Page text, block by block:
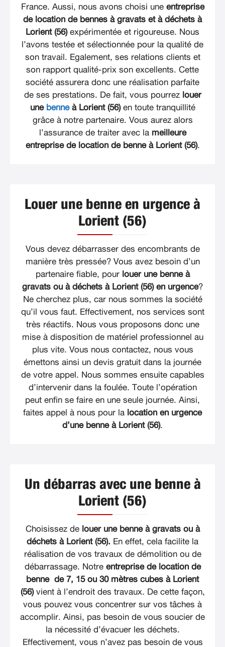
France. Aussi, nous avons choisi une entreprise
de location de bennes à gravats et à déchets à
Lorient (56)expérimentée et rigoureuse. Nous
l’avons testée et sélectionnée pour la qualité de
son travail. Egalement, ses relations clients et
son rapport qualité-prix son excellents. Cette
société assurera donc une réalisation parfaite
de ses prestations. De fait, vous pourrez louer
une benneà Lorient (56)en toute tranquillité
grâce à notre partenaire. Vous aurez alors
l’assurance de traiter avec la meilleure
entreprise de location de benne à Lorient (56).
Louer une benne en urgence à
Lorient (56)
Vous devez débarrasser des encombrants de
manière très pressée? Vous avez besoin d’un
partenaire fiable, pour louer une benne à
gravats ou à déchets à Lorient (56) en urgence?
Ne cherchez plus, car nous sommes la société
qu’il vous faut. Effectivement, nos services sont
très réactifs. Nous vous proposons donc une
mise à disposition de matériel professionnel au
plus vite. Vous nous contactez, nous vous
émettons ainsi un devis gratuit dans la journée
de votre appel. Nous sommes ensuite capables
d’intervenir dans la foulée. Toute l’opération
peut enfin se faire en une seule journée. Ainsi,
faites appel à nous pour la location en urgence
d’une benne à Lorient (56).
Un débarras avec une benne à
Lorient (56)
Choisissez de louer une benne à gravats ou à
déchets à Lorient (56). En effet, cela facilite la
réalisation de vos travaux de démolition ou de
débarrassage. Notre entreprise de location de
benne de 7, 15 ou 30 mètres cubes à Lorient
(56)vient à l’endroit des travaux. De cette façon,
vous pouvez vous concentrer sur vos tâches à
accomplir. Ainsi, pas besoin de vous soucier de
la nécessité d’évacuer les déchets.
Effectivement, vous n’avez pas besoin de vous